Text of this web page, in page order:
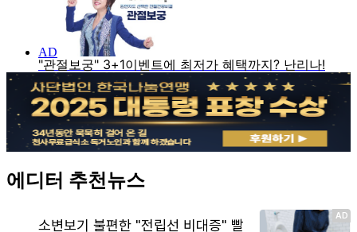
에디터 추천뉴스